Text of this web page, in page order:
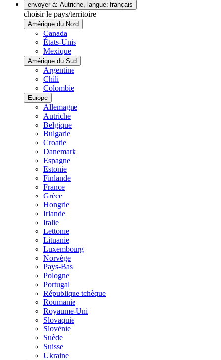
envoyer à: Autriche, langue: français
choisir le pays/territoire
Amérique du Nord
Canada
États-Unis
Mexique
Amérique du Sud
Argentine
Chili
Colombie
Europe
Allemagne
Autriche
Belgique
Bulgarie
Croatie
Danemark
Espagne
Estonie
Finlande
France
Grèce
Hongrie
Irlande
Italie
Lettonie
Lituanie
Luxembourg
Norvège
Pays-Bas
Pologne
Portugal
République tchèque
Roumanie
Royaume-Uni
Slovaquie
Slovénie
Suède
Suisse
Ukraine